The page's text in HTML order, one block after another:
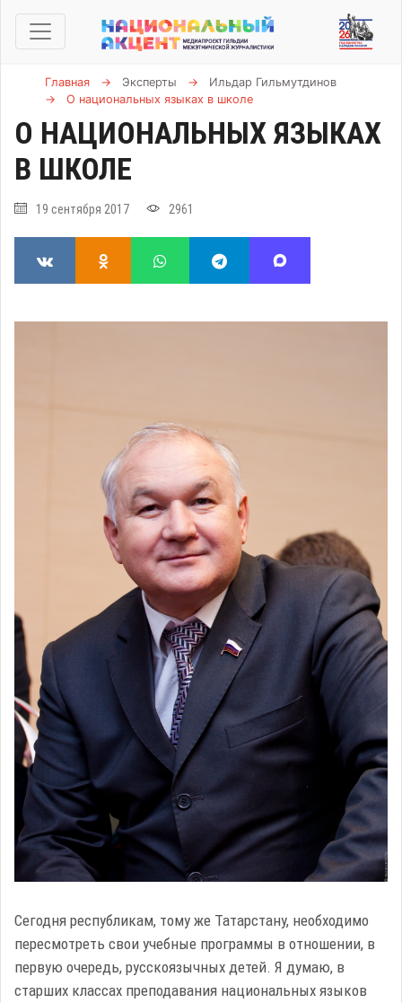
Главная → Эксперты →
Ильдар Гильмутдинов
→
О национальных языках в школе
О НАЦИОНАЛЬНЫХ ЯЗЫКАХ
В ШКОЛЕ
19 сентября 2017 2961
Сегодня республикам, тому же Татарстану, необходимо
пересмотреть свои учебные программы в отношении, в
первую очередь, русскоязычных детей. Я думаю, в
старших классах преподавания национальных языков